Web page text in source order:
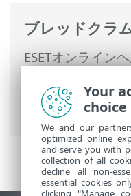
ブレッドクラ
ESETオンライン
ESET
レポート> 古い
Your
choice
We and our
optimized online
and serve you with
collection of all
decline all non-
essential cookies
clicking "Manage